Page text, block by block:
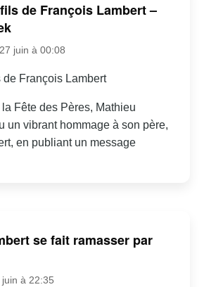
de François Lambert –
juin à 00:08
François Lambert
Fête des Pères, Mathieu
un vibrant hommage à son père,
en publiant un message
se fait ramasser par
à 22:35